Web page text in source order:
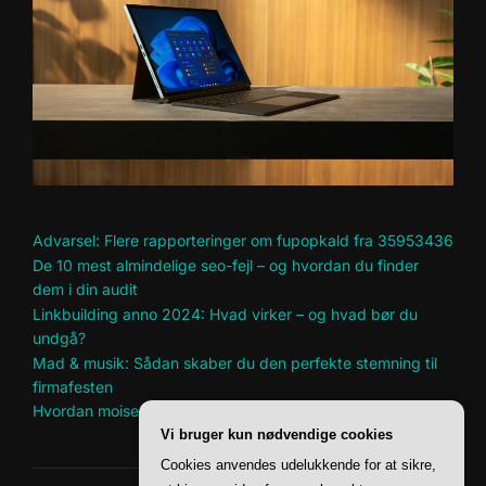
Advarsel: Flere rapporteringer om fupopkald fra 35953436
De 10 mest almindelige seo-fejl – og hvordan du finder
dem i din audit
Linkbuilding anno 2024: Hvad virker – og hvad bør du
undgå?
Mad & musik: Sådan skaber du den perfekte stemning til
firmafesten
Hvordan moise kean ændrer spillet for italiens landshold
Vi bruger kun nødvendige cookies
Cookies anvendes udelukkende for at sikre,